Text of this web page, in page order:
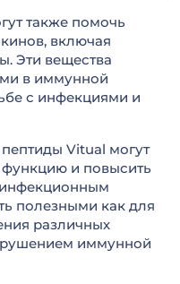
также помочь
включая
Эти вещества
в иммунной
с инфекциями и
Vitual могут
и повысить
инфекционным
полезными как для
различных
иммунной